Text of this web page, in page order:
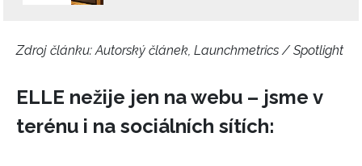
Zdroj článku: Autorský článek, Launchmetrics / Spotlight
ELLE nežije jen na webu – jsme v
terénu i na sociálních sítích: